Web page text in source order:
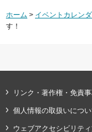
ホーム > イベントカレン
す！
リンク・著作権・免責
個人情報の取扱いにつ
ウェブアクセシビリテ